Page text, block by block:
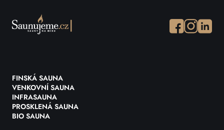
Facebook
Instagram
FINSKÁ SAUNA
VENKOVNÍ SAUNA
INFRASAUNA
PROSKLENÁ SAUNA
BIO SAUNA